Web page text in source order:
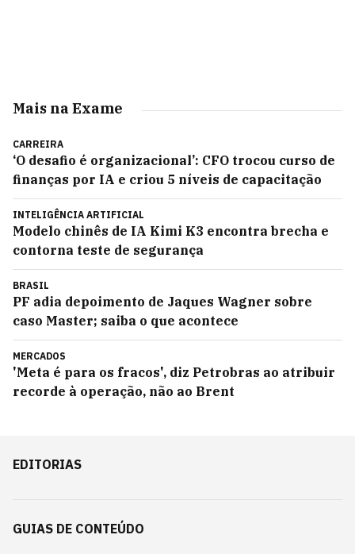
Mais na Exame
CARREIRA
‘O desafio é organizacional’: CFO trocou curso de
finanças por IA e criou 5 níveis de capacitação
INTELIGÊNCIA ARTIFICIAL
Modelo chinês de IA Kimi K3 encontra brecha e
contorna teste de segurança
BRASIL
PF adia depoimento de Jaques Wagner sobre
caso Master; saiba o que acontece
MERCADOS
'Meta é para os fracos', diz Petrobras ao atribuir
recorde à operação, não ao Brent
EDITORIAS
GUIAS DE CONTEÚDO